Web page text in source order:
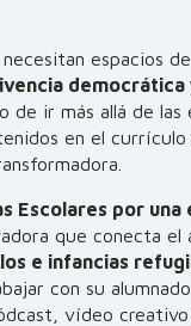
espacios
democrática
ir más allá de las
en el
Escolares por
que conecta el
e infancias
con su
vídeo creativo